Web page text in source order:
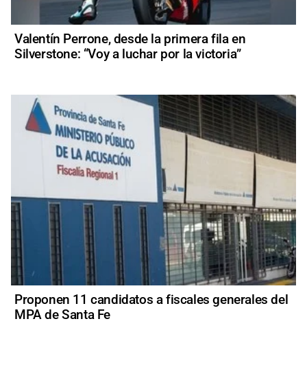
Valentín Perrone, desde la primera fila en
Silverstone: “Voy a luchar por la victoria”
Proponen 11 candidatos a fiscales generales del
MPA de Santa Fe